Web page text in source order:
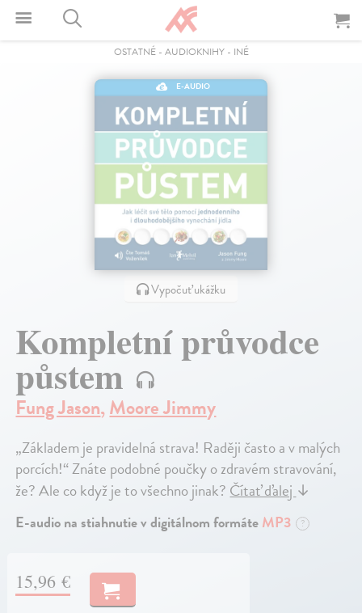
OSTATNÉ- AUDIOKNIHY- INÉ
E-AUDIO
Vypočuť ukážku
Kompletní průvodce
půstem
Fung Jason,Moore Jimmy
„Základem je pravidelná strava! Raději často a v malých
porcích!“ Znáte podobné poučky o zdravém stravování,
že? Ale co když je to všechno jinak?Čítať ďalej↓
E-audio na stiahnutie v digitálnom formáteMP3 ?
15,96 €